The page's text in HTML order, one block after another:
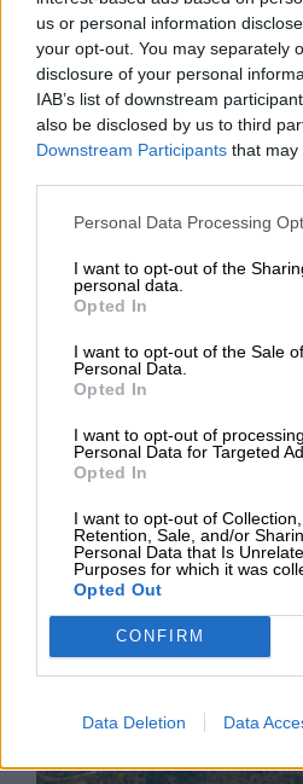
us or personal information
your opt-out. You may separately
disclosure of your personal
IAB’s list of downstream
also be disclosed by us to third
Downstream Participants that may
Personal Data Processing
I want to opt-out of the
personal data.
Opted In
I want to opt-out of the Sale
Personal Data.
Opted In
I want to opt-out of
Personal Data for Targeted
Opted In
I want to opt-out of Collection,
Retention, Sale, and/or
Personal Data that Is
Purposes for which it was
Opted Out
CONFIRM
Data Deletion Data
MARRUECOS |
El Amazonas sufre la
deforestación de los
la pérdida de 13.235
cobertura vegetal en la
Amazonas entre agosto de
área degradada para un
en los últimos 15 años. El
atribuye el agravamiento de
Bolsonaro, dirigente de
Mas artículos del
VIERNES, 19